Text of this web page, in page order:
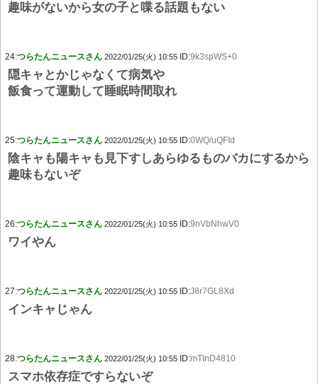
趣味がないから女の子と喋る話題もない
24:つらたんニュースさん 2022/01/25(火) 10:55 ID:9k3spWS+0
隠キャとかじゃなくて病気や
飯食って運動して睡眠時間取れ
25:つらたんニュースさん 2022/01/25(火) 10:55 ID:0WQ/uQFId
陰キャも陽キャも見下すしあらゆるものバカにするから
趣味もないぞ
26:つらたんニュースさん 2022/01/25(火) 10:55 ID:9nVbNhwV0
ワイやん
27:つらたんニュースさん 2022/01/25(火) 10:55 ID:J8r7GL8Xd
インキャじゃん
28:つらたんニュースさん 2022/01/25(火) 10:55 ID:mTInD4810
スマホ依存症ですらないぞ